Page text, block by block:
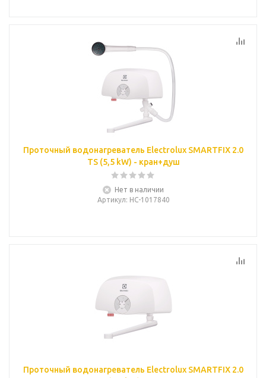
Проточный водонагреватель Electrolux SMARTFIX 2.0
TS (5,5 kW) - кран+душ
Нет в наличии
Артикул: НС-1017840
Проточный водонагреватель Electrolux SMARTFIX 2.0